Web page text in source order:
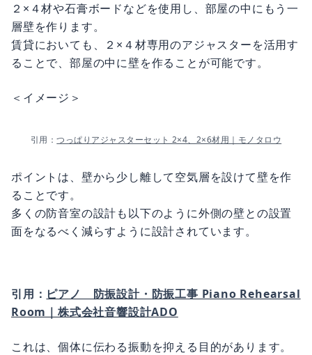
２×４材や石膏ボードなどを使用し、部屋の中にもう一
層壁を作ります。
賃貸においても、２×４材専用のアジャスターを活用す
ることで、部屋の中に壁を作ることが可能です。
＜イメージ＞
引用：つっぱりアジャスターセット 2×4、2×6材用｜モノタロウ
ポイントは、壁から少し離して空気層を設けて壁を作
ることです。
多くの防音室の設計も以下のように外側の壁との設置
面をなるべく減らすように設計されています。
引用： ピアノ 防振設計・防振工事 Piano Rehearsal
Room｜株式会社音響設計ADO
これは、個体に伝わる振動を抑える目的があります。